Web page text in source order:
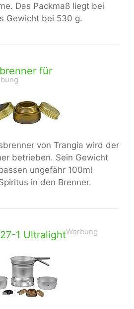
Das Packmaß liegt bei
Gewicht bei 530 g.
für
von Trangia wird der
betrieben. Sein Gewicht
ungefähr 100ml
in den Brenner.
1 UltralightWerbung